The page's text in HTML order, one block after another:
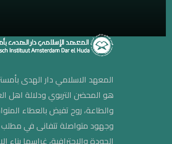
المعهد الاسلامي دار الهدى
هو المحضن التربوي ودلالة اهل
والطاعة، روح تفيض بالعطاء
وجهود متواصلة تتفانى في مطلب
الجودة والإحترافية، غراسها بناء